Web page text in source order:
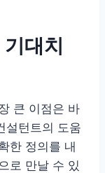
대치
큰 이점은 바
설턴트의 도움
한 정의를 내
로 만날 수 있